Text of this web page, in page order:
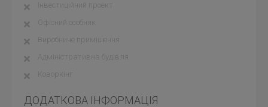
Інвестиційний проект
Офісний особняк
Виробниче приміщення
Адміністративна будівля
Коворкінг
ДОДАТКОВА ІНФОРМАЦІЯ